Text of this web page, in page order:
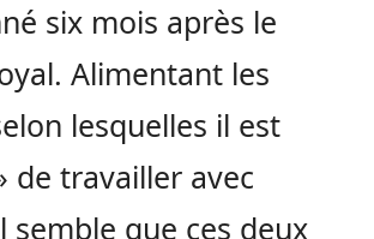
six mois après le
Alimentant les
lesquelles il est
de travailler avec
semble que ces deux